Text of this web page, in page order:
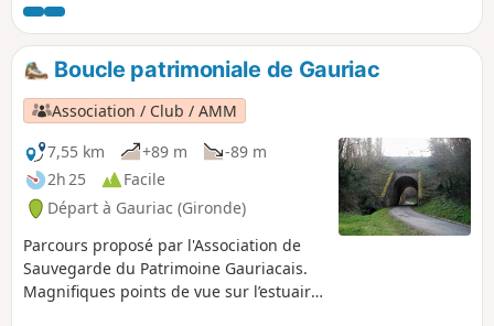
Nord de Margaux. La particularité de ce
village est d'avoir un point culminant sur la
presqu’île médocaine. En effet le dôme de
l'église perché à 35m offre une vue unique et
imprenable sur le territoire des grands vins.
Boucle patrimoniale de Gauriac
Association / Club / AMM
7,55 km
+89 m
-89 m
2h 25
Facile
Départ à Gauriac (Gironde)
Parcours proposé par l'Association de
Sauvegarde du Patrimoine Gauriacais.
Magnifiques points de vue sur l’estuaire